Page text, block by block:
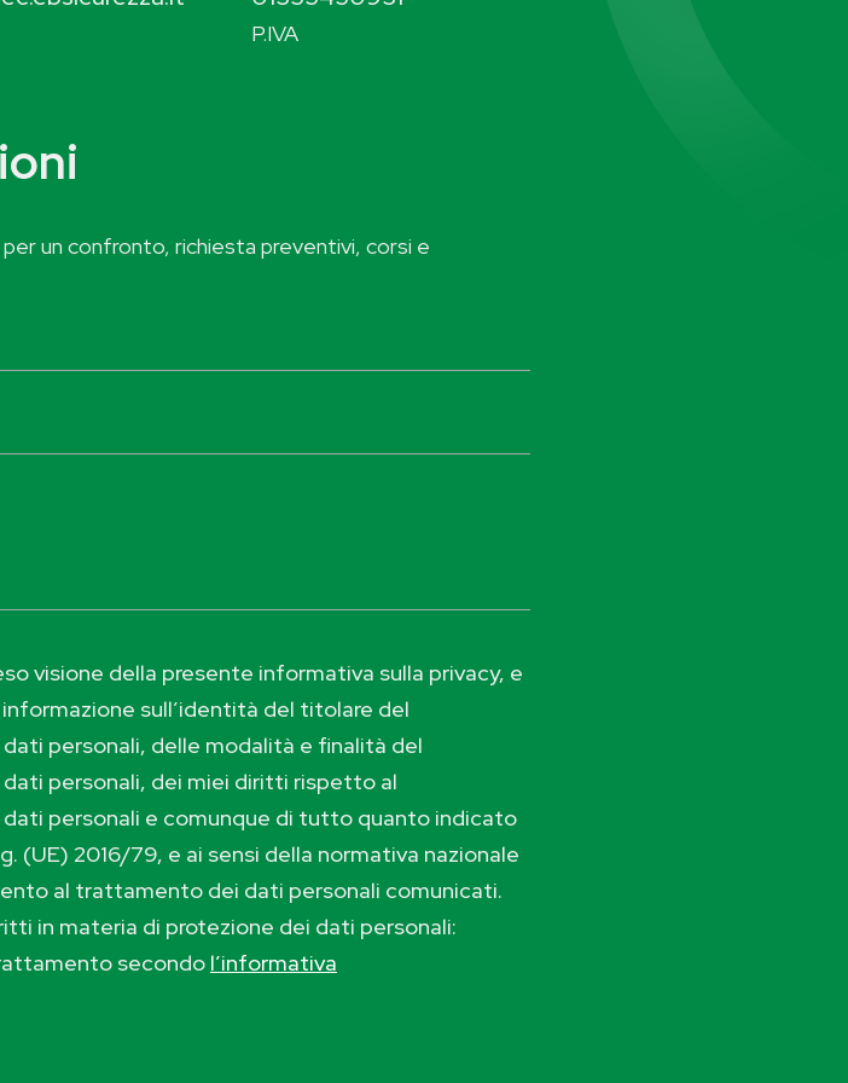
P.IVA
un confronto, richiesta preventivi, corsi e
visione della presente informativa sulla privacy, e
sull’identità del titolare del
personali, delle modalità e finalità del
personali, dei miei diritti rispetto al
personali e comunque di tutto quanto indicato
(UE) 2016/79, e ai sensi della normativa nazionale
al trattamento dei dati personali comunicati.
in materia di protezione dei dati personali:
secondo l’informativa